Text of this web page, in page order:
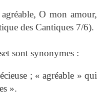
O mon amour,
des Cantiques 7/6).
sont synonymes :
; « agréable » qui
».